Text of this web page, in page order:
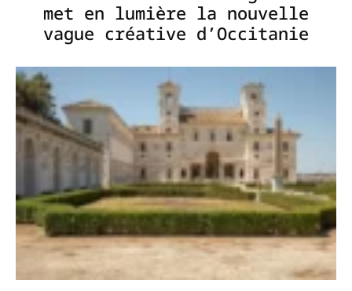
met en lumière la nouvelle
vague créative d’Occitanie